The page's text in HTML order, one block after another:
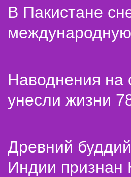
В Пакистане
Наводнения на
унесли жизни
Древний
Индии